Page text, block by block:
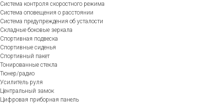
Система контроля скоростного режима
Система оповещения о расстоянии
Система предупреждения об усталости
Складные боковые зеркала
Спортивная подвеска
Спортивные сиденья
Спортивный пакет
Тонированные стекла
Тюнер/радио
Усилитель руля
Центральный замок
Цифровая приборная панель